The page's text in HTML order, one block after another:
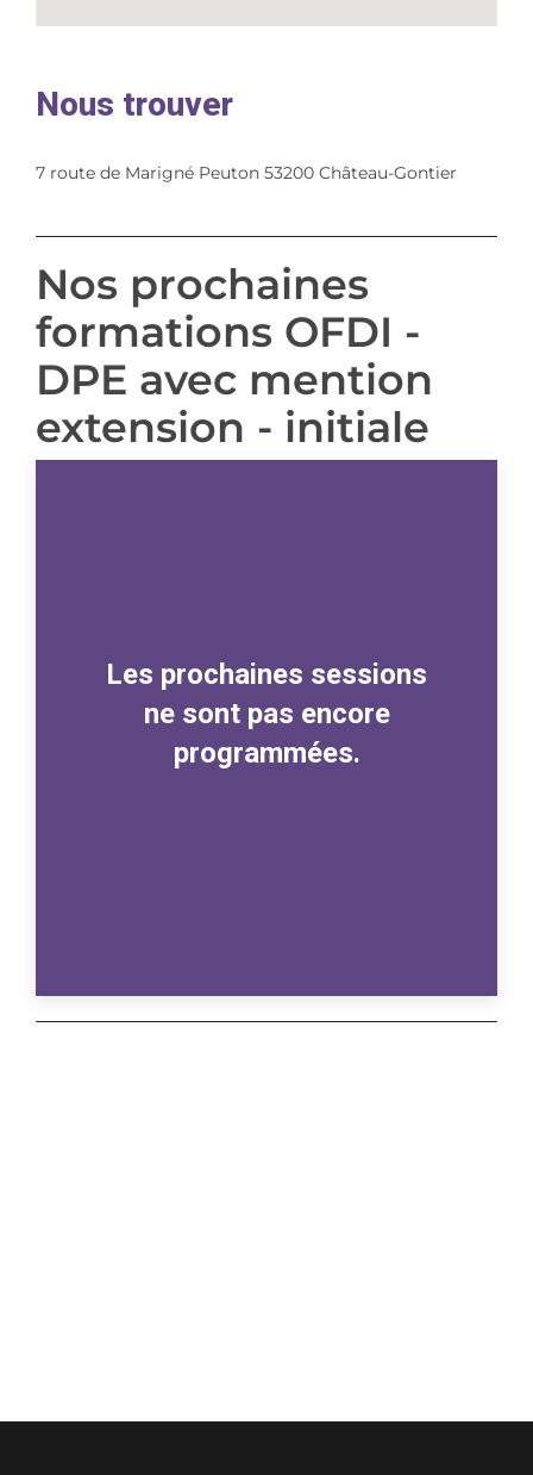
Nous trouver
7 route de Marigné Peuton 53200 Château-Gontier
Nos prochaines
formations OFDI -
DPE avec mention
extension - initiale
Les prochaines sessions
ne sont pas encore
programmées.